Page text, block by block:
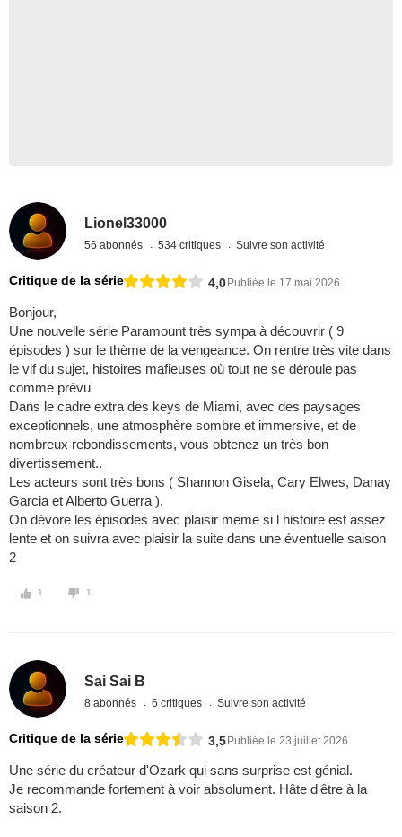
Lionel33000
56 abonnés 534 critiques Suivre son activité
Critique de la série 4,0Publiée le 17 mai 2026
Bonjour,
Une nouvelle série Paramount très sympa à découvrir ( 9
épisodes ) sur le thème de la vengeance. On rentre très vite dans
le vif du sujet, histoires mafieuses où tout ne se déroule pas
comme prévu
Dans le cadre extra des keys de Miami, avec des paysages
exceptionnels, une atmosphère sombre et immersive, et de
nombreux rebondissements, vous obtenez un très bon
divertissement..
Les acteurs sont très bons ( Shannon Gisela, Cary Elwes, Danay
Garcia et Alberto Guerra ).
On dévore les épisodes avec plaisir meme si l histoire est assez
lente et on suivra avec plaisir la suite dans une éventuelle saison
2
1 1
Sai Sai B
8 abonnés 6 critiques Suivre son activité
Critique de la série 3,5Publiée le 23 juillet 2026
Une série du créateur d'Ozark qui sans surprise est génial.
Je recommande fortement à voir absolument. Hâte d'être à la
saison 2.